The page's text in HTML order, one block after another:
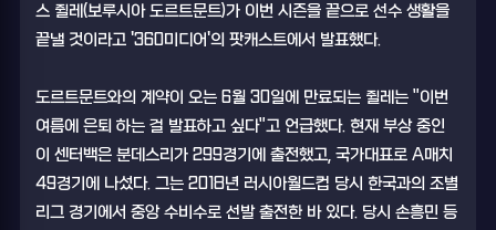
스 쥘레(보루시아 도르트문트)가 이번 시즌을 끝으로 선수 생활을
끝낼 것이라고 '360미디어'의 팟캐스트에서 발표했다.
도르트문트와의 계약이 오는 6월 30일에 만료되는 쥘레는 "이번
여름에 은퇴 하는 걸 발표하고 싶다"고 언급했다. 현재 부상 중인
이 센터백은 분데스리가 299경기에 출전했고, 국가대표로 A매치
49경기에 나섰다. 그는 2018년 러시아월드컵 당시 한국과의 조별
리그 경기에서 중앙 수비수로 선발 출전한 바 있다. 당시 손흥민 등